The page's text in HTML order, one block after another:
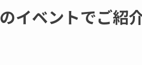
イベントでご紹